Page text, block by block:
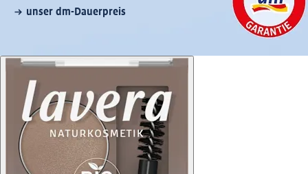
unser dm-Dauerpreis